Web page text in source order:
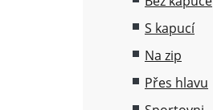
S kapucí
Na zip
Přes hlavu